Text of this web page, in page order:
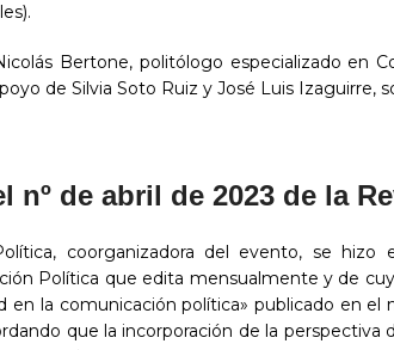
Bertone, politólogo especializado en
de Silvia Soto Ruiz y José Luis Izaguirre,
nº de abril de 2023 de la
coorganizadora del evento, se
Política que edita mensualmente y de
en la comunicación política» publicado en
que la incorporación de la